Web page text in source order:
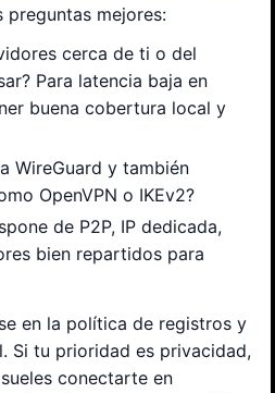
preguntas mejores:
cerca de ti o del
Para latencia baja en
buena cobertura local y
WireGuard y también
OpenVPN o IKEv2?
de P2P, IP dedicada,
bien repartidos para
en la política de registros y
Si tu prioridad es privacidad,
conectarte en